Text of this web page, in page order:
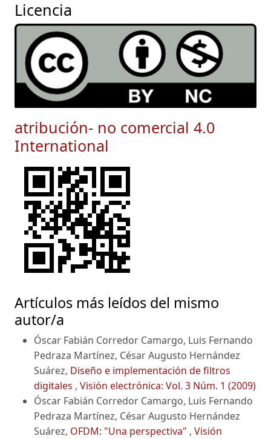
Licencia
atribución- no comercial 4.0
International
Artículos más leídos del mismo
autor/a
Óscar Fabián Corredor Camargo, Luis Fernando
Pedraza Martínez, César Augusto Hernández
Suárez, Diseño e implementación de filtros
digitales , Visión electrónica: Vol. 3 Núm. 1 (2009)
Óscar Fabián Corredor Camargo, Luis Fernando
Pedraza Martínez, César Augusto Hernández
Suárez, OFDM: "Una perspectiva" , Visión